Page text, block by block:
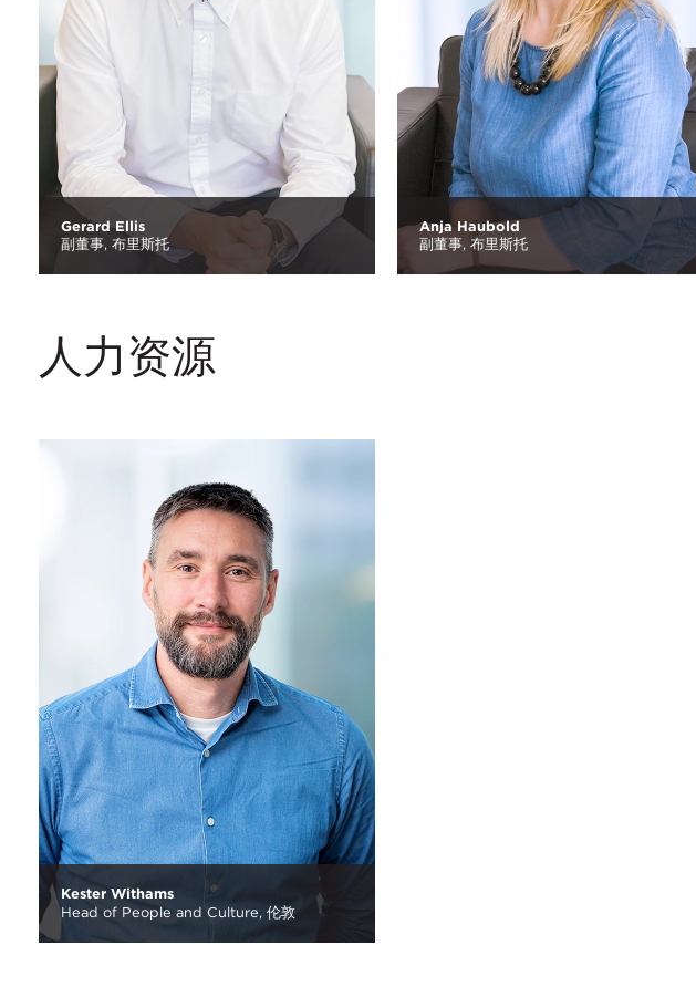
Gerard Ellis
副董事, 布里斯托
Anja Haubold
副董事, 布里斯托
人力资源
Kester Withams
Head of People and Culture, 伦敦